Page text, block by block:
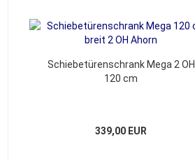
Schiebetürenschrank Mega 2 OH
120 cm
339,00 EUR